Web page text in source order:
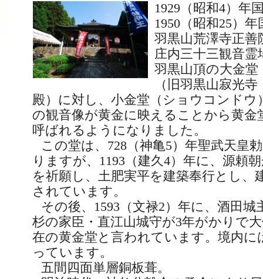
1929 （昭和4）年
1950 （昭和25）年
羽黒山荒澤寺正
庄内三十三観音霊
羽黒山頂の大金
（旧羽黒山寂光
殿）に対し、小金堂（ショウコンドウ
の観音像が黄金に映えることから黄金
呼ばれるようになりました。
この堂は、 728（神亀5）年聖武天皇
りますが、 1193 （建久4）年に、源頼
を祈願し、土肥実平を建築奉行とし、
されています。
その後、 1593 （文禄2）年に、酒田城
杉の家臣・直江山城守が3年がかりで
在の黄金堂と言われています。境内に
っています。
五間四面単層銅板葺。